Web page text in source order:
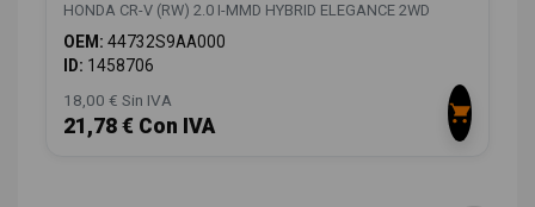
HONDA CR-V (RW) 2.0 I-MMD HYBRID ELEGANCE 2WD
OEM: 44732S9AA000
ID: 1458706
18,00 € Sin IVA
21,78 € Con IVA